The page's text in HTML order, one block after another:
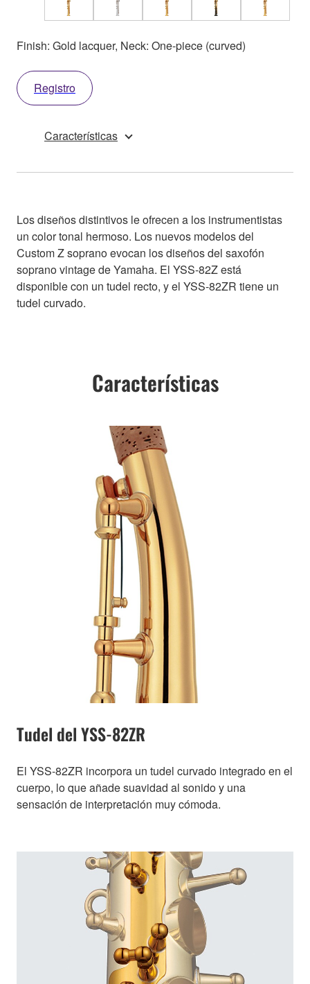
Finish: Gold lacquer, Neck: One-piece (curved)
Registro
Características
Los diseños distintivos le ofrecen a los instrumentistas
un color tonal hermoso. Los nuevos modelos del
Custom Z soprano evocan los diseños del saxofón
soprano vintage de Yamaha. El YSS-82Z está
disponible con un tudel recto, y el YSS-82ZR tiene un
tudel curvado.
Características
Tudel del YSS-82ZR
El YSS-82ZR incorpora un tudel curvado integrado en el
cuerpo, lo que añade suavidad al sonido y una
sensación de interpretación muy cómoda.